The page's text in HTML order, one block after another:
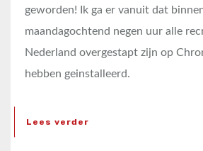
geworden! Ik ga er vanuit dat
maandagochtend negen uur alle
Nederland overgestapt zijn op
hebben geinstalleerd.
Lees verder